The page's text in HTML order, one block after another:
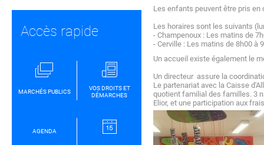
Les enfants peuvent être pris en
Les horaires sont les suivants
- Champenoux : Les matins de
- Cerville : Les matins de 8h00 à
Un accueil existe également le
Un directeur assure la
Le partenariat avec la Caisse
quotient familial des familles. 3
Elior, et une participation aux
Accès rapide
MARCHÉS PUBLICS
VOS DROITS ET
DÉMARCHES
AGENDA